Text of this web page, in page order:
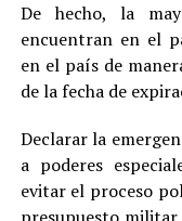
De hecho, la
encuentran en el
en el país de
de la fecha de
Declarar la
a poderes
evitar el proceso